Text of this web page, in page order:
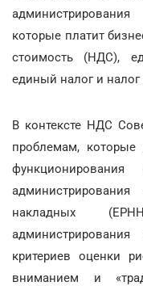
которые платит
стоимость (НДС),
единый налог и
В контексте НДС
проблемам,
накладных
критериев оценки
вниманием и